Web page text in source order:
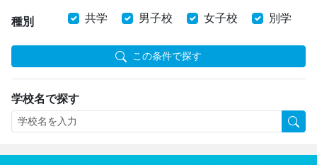
種別 共学 男子校 女子校 別学
この条件で探す
学校名で探す